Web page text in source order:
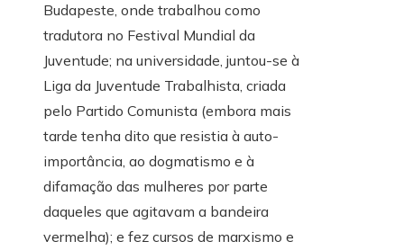
Budapeste, onde trabalhou como
tradutora no Festival Mundial da
Juventude; na universidade, juntou-se à
Liga da Juventude Trabalhista, criada
pelo Partido Comunista (embora mais
tarde tenha dito que resistia à auto-
importância, ao dogmatismo e à
difamação das mulheres por parte
daqueles que agitavam a bandeira
vermelha); e fez cursos de marxismo e